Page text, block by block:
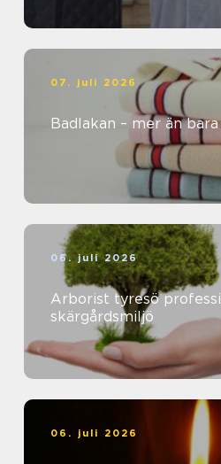
07. juli 2026
Badlakan – mer än
06. juli 2026
Arborist tyresö professionell trädvård i
skärgårdsmiljö
06. juli 2026